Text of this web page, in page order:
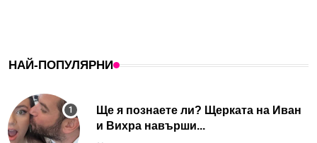
НАЙ-ПОПУЛЯРНИ
Ще я познаете ли? Щерката на Иван
и Вихра навърши...